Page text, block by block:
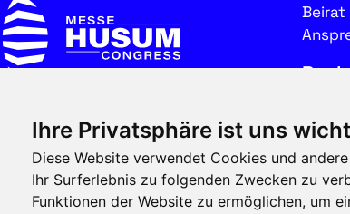
Ihre Privatsphäre ist uns
Diese Website verwendet Cookies und
Ihr Surferlebnis zu folgenden Zwecken zu
Funktionen der Website zu ermöglichen, um
In Kooperation mit
Beirat